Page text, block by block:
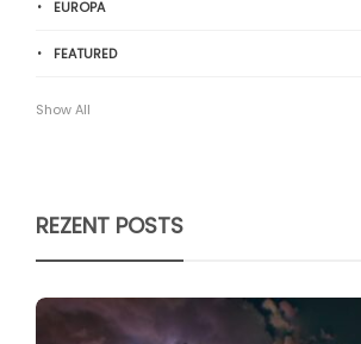
EUROPA
FEATURED
Show All
REZENT POSTS